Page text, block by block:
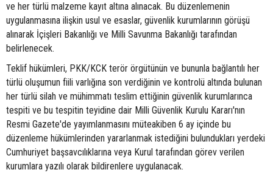
ve her türlü malzeme kayıt altına alınacak. Bu düzenlemenin
uygulanmasına ilişkin usul ve esaslar, güvenlik kurumlarının görüşü
alınarak İçişleri Bakanlığı ve Milli Savunma Bakanlığı tarafından
belirlenecek.
Teklif hükümleri, PKK/KCK terör örgütünün ve bununla bağlantılı her
türlü oluşumun fiili varlığına son verdiğinin ve kontrolü altında bulunan
her türlü silah ve mühimmatı teslim ettiğinin güvenlik kurumlarınca
tespiti ve bu tespitin teyidine dair Milli Güvenlik Kurulu Kararı'nın
Resmi Gazete'de yayımlanmasını müteakiben 6 ay içinde bu
düzenleme hükümlerinden yararlanmak istediğini bulundukları yerdeki
Cumhuriyet başsavcılıklarına veya Kurul tarafından görev verilen
kurumlara yazılı olarak bildirenlere uygulanacak.